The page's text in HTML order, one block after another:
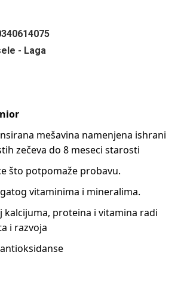
- Laga
mešavina namenjena ishrani
zečeva do 8 meseci starosti
što potpomaže probavu.
vitaminima i mineralima.
kalcijuma, proteina i vitamina radi
i razvoja